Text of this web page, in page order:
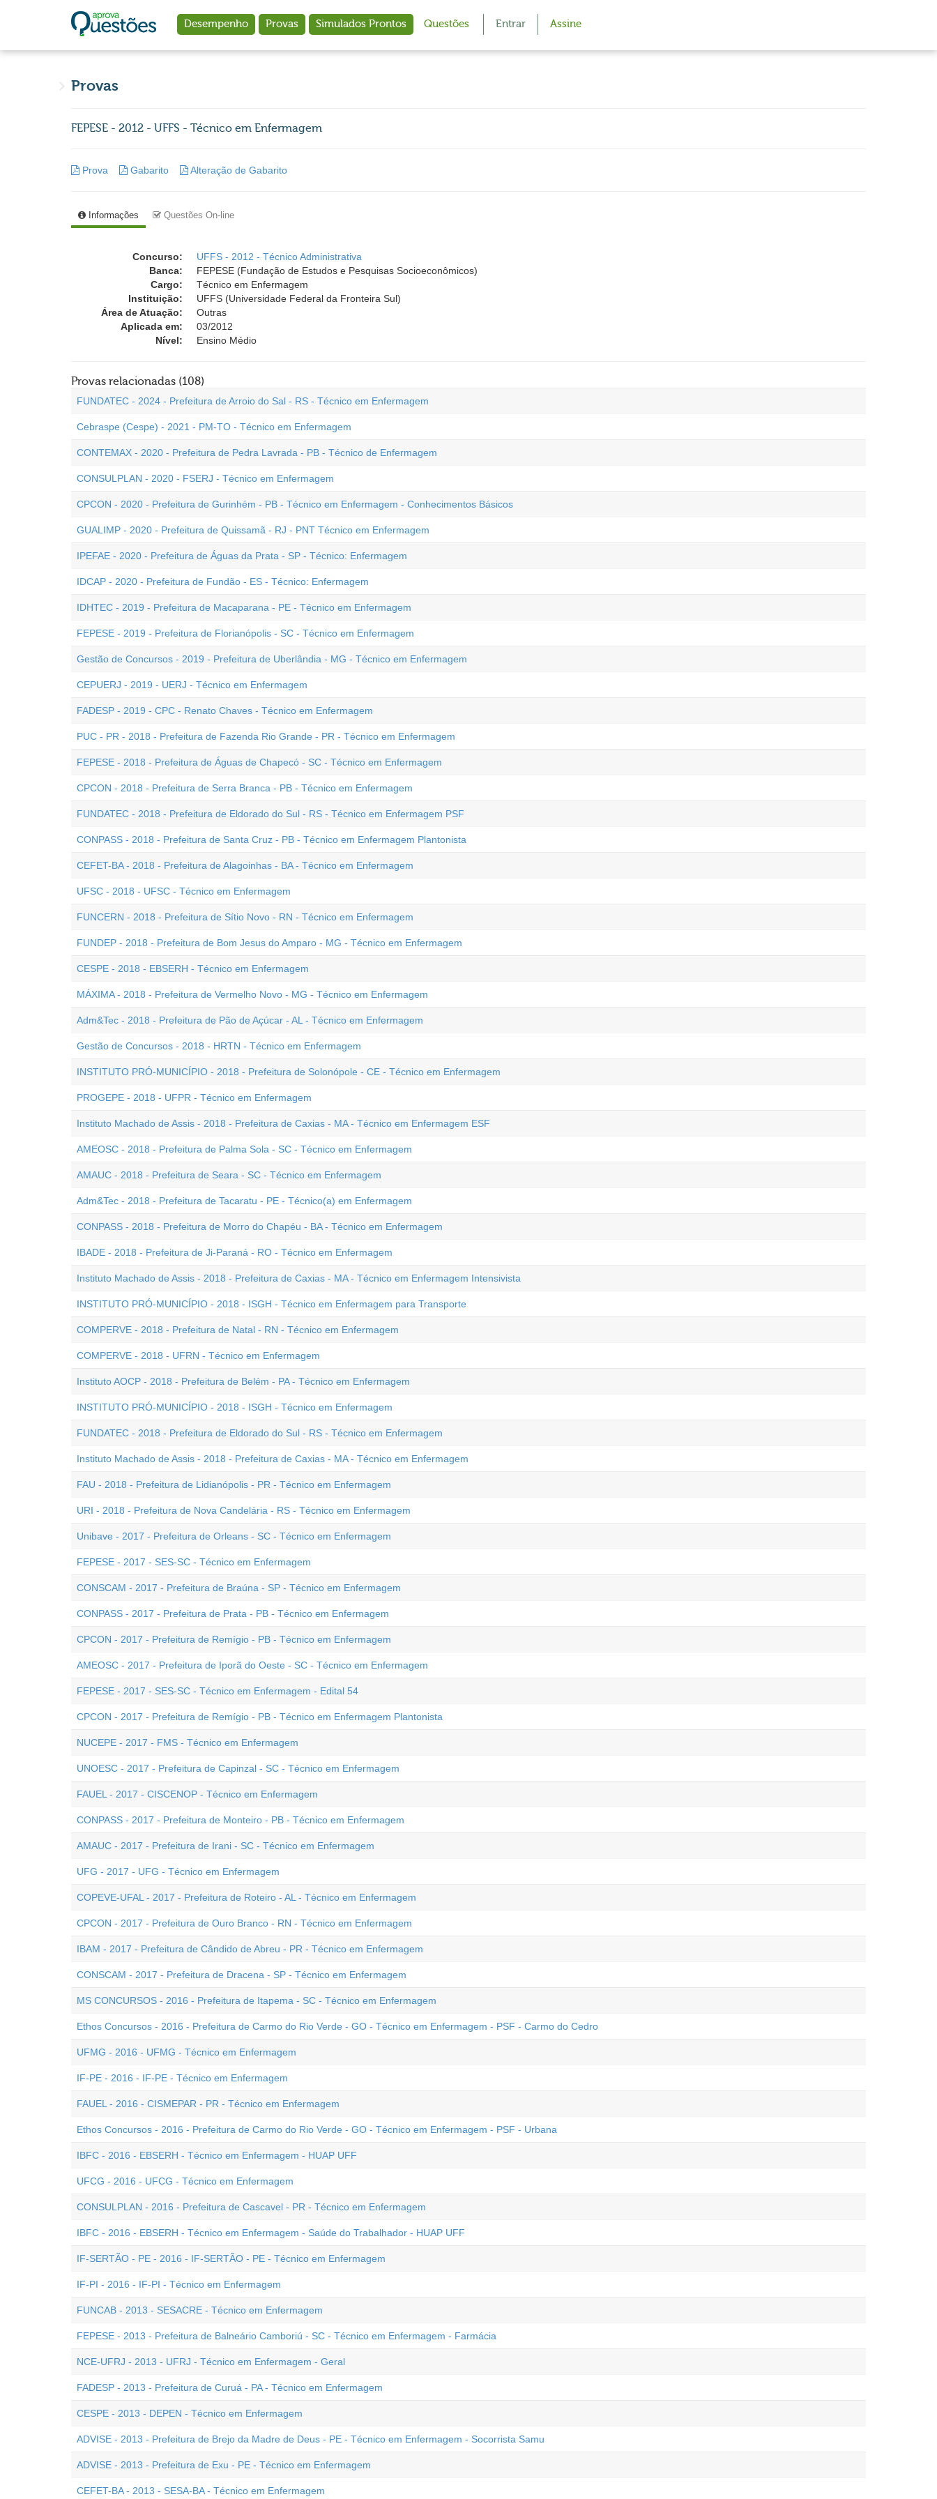
Desempenho Provas Simulados Prontos Questões Entrar Assine
Provas
FEPESE - 2012 - UFFS - Técnico em Enfermagem
Prova Gabarito Alteração de Gabarito
Informações Questões On-line
Concurso:
UFFS - 2012 - Técnico Administrativa
Banca:
FEPESE (Fundação de Estudos e Pesquisas Socioeconômicos)
Cargo:
Técnico em Enfermagem
Instituição:
UFFS (Universidade Federal da Fronteira Sul)
Área de Atuação:
Outras
Aplicada em:
03/2012
Nível:
Ensino Médio
Provas relacionadas (108)
FUNDATEC - 2024 - Prefeitura de Arroio do Sal - RS - Técnico em Enfermagem
Cebraspe (Cespe) - 2021 - PM-TO - Técnico em Enfermagem
CONTEMAX - 2020 - Prefeitura de Pedra Lavrada - PB - Técnico de Enfermagem
CONSULPLAN - 2020 - FSERJ - Técnico em Enfermagem
CPCON - 2020 - Prefeitura de Gurinhém - PB - Técnico em Enfermagem - Conhecimentos Básicos
GUALIMP - 2020 - Prefeitura de Quissamã - RJ - PNT Técnico em Enfermagem
IPEFAE - 2020 - Prefeitura de Águas da Prata - SP - Técnico: Enfermagem
IDCAP - 2020 - Prefeitura de Fundão - ES - Técnico: Enfermagem
IDHTEC - 2019 - Prefeitura de Macaparana - PE - Técnico em Enfermagem
FEPESE - 2019 - Prefeitura de Florianópolis - SC - Técnico em Enfermagem
Gestão de Concursos - 2019 - Prefeitura de Uberlândia - MG - Técnico em Enfermagem
CEPUERJ - 2019 - UERJ - Técnico em Enfermagem
FADESP - 2019 - CPC - Renato Chaves - Técnico em Enfermagem
PUC - PR - 2018 - Prefeitura de Fazenda Rio Grande - PR - Técnico em Enfermagem
FEPESE - 2018 - Prefeitura de Águas de Chapecó - SC - Técnico em Enfermagem
CPCON - 2018 - Prefeitura de Serra Branca - PB - Técnico em Enfermagem
FUNDATEC - 2018 - Prefeitura de Eldorado do Sul - RS - Técnico em Enfermagem PSF
CONPASS - 2018 - Prefeitura de Santa Cruz - PB - Técnico em Enfermagem Plantonista
CEFET-BA - 2018 - Prefeitura de Alagoinhas - BA - Técnico em Enfermagem
UFSC - 2018 - UFSC - Técnico em Enfermagem
FUNCERN - 2018 - Prefeitura de Sítio Novo - RN - Técnico em Enfermagem
FUNDEP - 2018 - Prefeitura de Bom Jesus do Amparo - MG - Técnico em Enfermagem
CESPE - 2018 - EBSERH - Técnico em Enfermagem
MÁXIMA - 2018 - Prefeitura de Vermelho Novo - MG - Técnico em Enfermagem
Adm&Tec - 2018 - Prefeitura de Pão de Açúcar - AL - Técnico em Enfermagem
Gestão de Concursos - 2018 - HRTN - Técnico em Enfermagem
INSTITUTO PRÓ-MUNICÍPIO - 2018 - Prefeitura de Solonópole - CE - Técnico em Enfermagem
PROGEPE - 2018 - UFPR - Técnico em Enfermagem
Instituto Machado de Assis - 2018 - Prefeitura de Caxias - MA - Técnico em Enfermagem ESF
AMEOSC - 2018 - Prefeitura de Palma Sola - SC - Técnico em Enfermagem
AMAUC - 2018 - Prefeitura de Seara - SC - Técnico em Enfermagem
Adm&Tec - 2018 - Prefeitura de Tacaratu - PE - Técnico(a) em Enfermagem
CONPASS - 2018 - Prefeitura de Morro do Chapéu - BA - Técnico em Enfermagem
IBADE - 2018 - Prefeitura de Ji-Paraná - RO - Técnico em Enfermagem
Instituto Machado de Assis - 2018 - Prefeitura de Caxias - MA - Técnico em Enfermagem Intensivista
INSTITUTO PRÓ-MUNICÍPIO - 2018 - ISGH - Técnico em Enfermagem para Transporte
COMPERVE - 2018 - Prefeitura de Natal - RN - Técnico em Enfermagem
COMPERVE - 2018 - UFRN - Técnico em Enfermagem
Instituto AOCP - 2018 - Prefeitura de Belém - PA - Técnico em Enfermagem
INSTITUTO PRÓ-MUNICÍPIO - 2018 - ISGH - Técnico em Enfermagem
FUNDATEC - 2018 - Prefeitura de Eldorado do Sul - RS - Técnico em Enfermagem
Instituto Machado de Assis - 2018 - Prefeitura de Caxias - MA - Técnico em Enfermagem
FAU - 2018 - Prefeitura de Lidianópolis - PR - Técnico em Enfermagem
URI - 2018 - Prefeitura de Nova Candelária - RS - Técnico em Enfermagem
Unibave - 2017 - Prefeitura de Orleans - SC - Técnico em Enfermagem
FEPESE - 2017 - SES-SC - Técnico em Enfermagem
CONSCAM - 2017 - Prefeitura de Braúna - SP - Técnico em Enfermagem
CONPASS - 2017 - Prefeitura de Prata - PB - Técnico em Enfermagem
CPCON - 2017 - Prefeitura de Remígio - PB - Técnico em Enfermagem
AMEOSC - 2017 - Prefeitura de Iporã do Oeste - SC - Técnico em Enfermagem
FEPESE - 2017 - SES-SC - Técnico em Enfermagem - Edital 54
CPCON - 2017 - Prefeitura de Remígio - PB - Técnico em Enfermagem Plantonista
NUCEPE - 2017 - FMS - Técnico em Enfermagem
UNOESC - 2017 - Prefeitura de Capinzal - SC - Técnico em Enfermagem
FAUEL - 2017 - CISCENOP - Técnico em Enfermagem
CONPASS - 2017 - Prefeitura de Monteiro - PB - Técnico em Enfermagem
AMAUC - 2017 - Prefeitura de Irani - SC - Técnico em Enfermagem
UFG - 2017 - UFG - Técnico em Enfermagem
COPEVE-UFAL - 2017 - Prefeitura de Roteiro - AL - Técnico em Enfermagem
CPCON - 2017 - Prefeitura de Ouro Branco - RN - Técnico em Enfermagem
IBAM - 2017 - Prefeitura de Cândido de Abreu - PR - Técnico em Enfermagem
CONSCAM - 2017 - Prefeitura de Dracena - SP - Técnico em Enfermagem
MS CONCURSOS - 2016 - Prefeitura de Itapema - SC - Técnico em Enfermagem
Ethos Concursos - 2016 - Prefeitura de Carmo do Rio Verde - GO - Técnico em Enfermagem - PSF - Carmo do Cedro
UFMG - 2016 - UFMG - Técnico em Enfermagem
IF-PE - 2016 - IF-PE - Técnico em Enfermagem
FAUEL - 2016 - CISMEPAR - PR - Técnico em Enfermagem
Ethos Concursos - 2016 - Prefeitura de Carmo do Rio Verde - GO - Técnico em Enfermagem - PSF - Urbana
IBFC - 2016 - EBSERH - Técnico em Enfermagem - HUAP UFF
UFCG - 2016 - UFCG - Técnico em Enfermagem
CONSULPLAN - 2016 - Prefeitura de Cascavel - PR - Técnico em Enfermagem
IBFC - 2016 - EBSERH - Técnico em Enfermagem - Saúde do Trabalhador - HUAP UFF
IF-SERTÃO - PE - 2016 - IF-SERTÃO - PE - Técnico em Enfermagem
IF-PI - 2016 - IF-PI - Técnico em Enfermagem
FUNCAB - 2013 - SESACRE - Técnico em Enfermagem
FEPESE - 2013 - Prefeitura de Balneário Camboriú - SC - Técnico em Enfermagem - Farmácia
NCE-UFRJ - 2013 - UFRJ - Técnico em Enfermagem - Geral
FADESP - 2013 - Prefeitura de Curuá - PA - Técnico em Enfermagem
CESPE - 2013 - DEPEN - Técnico em Enfermagem
ADVISE - 2013 - Prefeitura de Brejo da Madre de Deus - PE - Técnico em Enfermagem - Socorrista Samu
ADVISE - 2013 - Prefeitura de Exu - PE - Técnico em Enfermagem
CEFET-BA - 2013 - SESA-BA - Técnico em Enfermagem